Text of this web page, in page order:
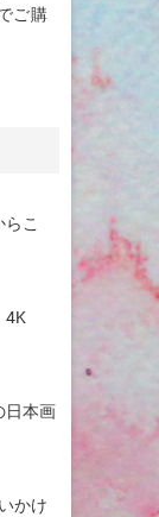
ご購
こ
4K
日本画
かけ